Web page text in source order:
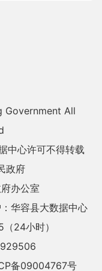
Government All
中心许可不得转载
政府
办公室
华容县大数据中心
24小时）
备09004767号